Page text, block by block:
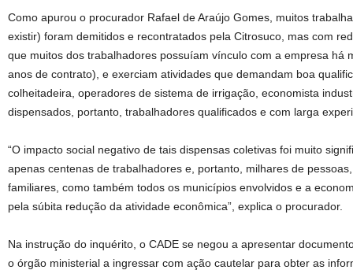
Como apurou o procurador Rafael de Araújo Gomes, muitos
existir) foram demitidos e recontratados pela Citrosuco, mas com
que muitos dos trabalhadores possuíam vínculo com a empresa há
anos de contrato), e exerciam atividades que demandam boa
colheitadeira, operadores de sistema de irrigação, economista
dispensados, portanto, trabalhadores qualificados e com larga
“O impacto social negativo de tais dispensas coletivas foi muito
apenas centenas de trabalhadores e, portanto, milhares de
familiares, como também todos os municípios envolvidos e a
pela súbita redução da atividade econômica”, explica o procurador.
Na instrução do inquérito, o CADE se negou a apresentar
o órgão ministerial a ingressar com ação cautelar para obter as